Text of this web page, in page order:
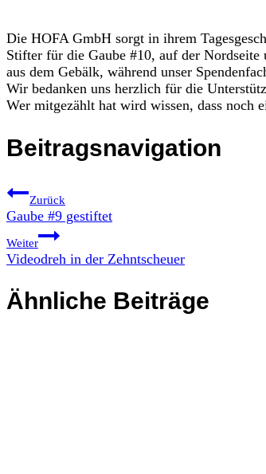
Die HOFA GmbH sorgt in ihrem
Stifter für die Gaube #10, auf der Nordseite
aus dem Gebälk, während unser
Wir bedanken uns herzlich für die
Wer mitgezählt hat wird wissen, dass noch
Beitragsnavigation
Zurück
Gaube #9 gestiftet
Weiter
Videodreh in der Zehntscheuer
Ähnliche Beiträge